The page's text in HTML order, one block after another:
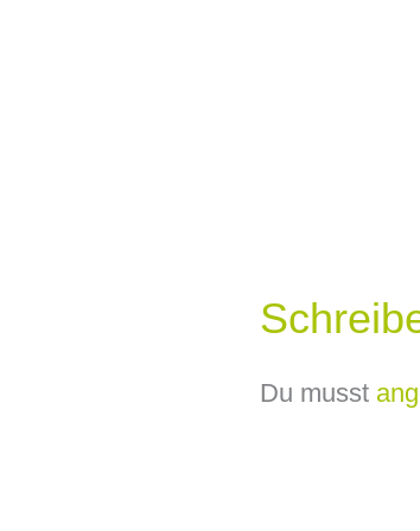
Du musst